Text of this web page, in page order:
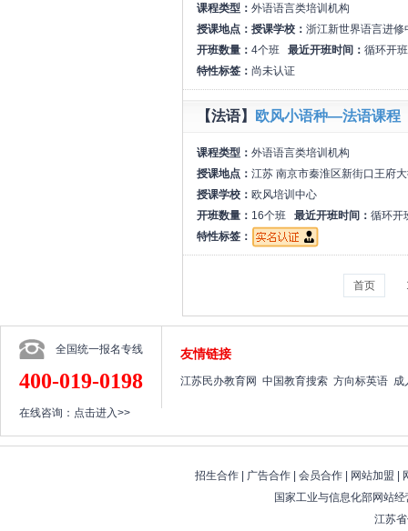
课程类型： 外语语言类培训机构
授课地点： 授课学校： 浙江新世界语言进修
开班数量： 4个班 最近开班时间： 循环开班
特性标签： 尚未认证
【法语】 欧风小语种—法语课程
课程类型： 外语语言类培训机构
授课地点： 江苏 南京市秦淮区新街口王府
授课学校： 欧风培训中心
开班数量： 16个班 最近开班时间： 循环开
特性标签：
首页
全国统一报名专线
400-019-0198
在线咨询： 点击进入>>
友情链接
江苏民办教育网 中国教育搜索 方向标英语 成
招生合作| 广告合作| 会员合作| 网站加盟 |
国家工业与信息化部网站
江苏